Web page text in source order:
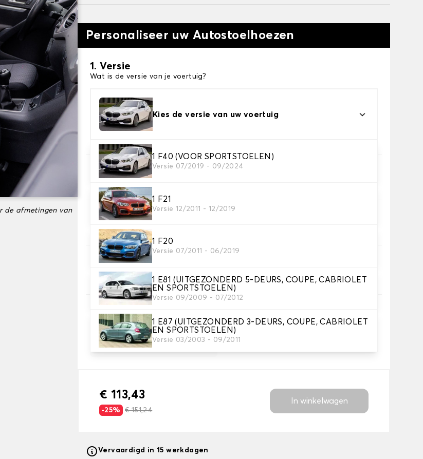
de afmetingen van
Personaliseer uw Autostoelhoezen
1. Versie
Wat is de versie van je voertuig?
Kies de versie van uw voertuig
1 F40 (VOOR SPORTSTOELEN)
Versie 07/2019 - 09/2024
1 F21
Versie 12/2011 - 12/2019
1 F20
Versie 07/2011 - 06/2019
1 E81 (UITGEZONDERD 5-DEURS, COUPE, CABRIOLET
EN SPORTSTOELEN)
Versie 09/2009 - 07/2012
1 E87 (UITGEZONDERD 3-DEURS, COUPE, CABRIOLET
EN SPORTSTOELEN)
Versie 03/2003 - 09/2011
2. Set hoezen
3. Materiaal
Kies het materiaal voor je hoezen.
4. Kleur
Kies de kleur van je stoelhoezen.
voeg een persoonlijk tintje toe met een tekst en/off een icoontje
Tekst en logo toevoegen
€ 113,43
-25% € 151,24
In winkelwagen
Vervaardigd in 15 werkdagen